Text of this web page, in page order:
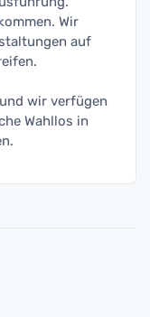
Wir
auf
wir verfügen
Wahllos in